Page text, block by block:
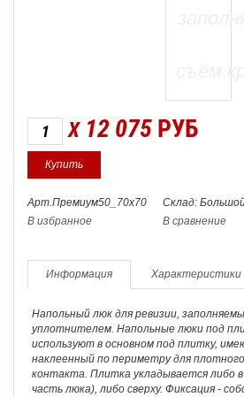
X 12 075 РУБ
Арт.Премиум50_70х70
Склад:
В избранное
В сравнение
Информация Характеристики
Напольный люк для ревизии,
уплотнителем. Напольные люки под
используют в основном под плитку,
наклеенный по периметру для
контакта. Плитка укладывается либо
часть люка), либо сверху. Фиксация -